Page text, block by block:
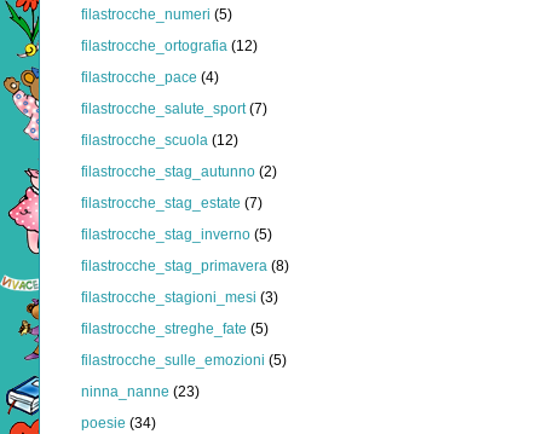
filastrocche_numeri (5)
filastrocche_ortografia (12)
filastrocche_pace (4)
filastrocche_salute_sport (7)
filastrocche_scuola (12)
filastrocche_stag_autunno (2)
filastrocche_stag_estate (7)
filastrocche_stag_inverno (5)
filastrocche_stag_primavera (8)
filastrocche_stagioni_mesi (3)
filastrocche_streghe_fate (5)
filastrocche_sulle_emozioni (5)
ninna_nanne (23)
poesie (34)